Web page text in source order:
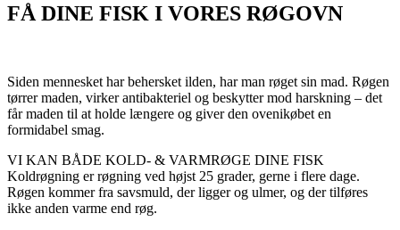
FÅ DINE FISK I VORES RØGOVN
Siden mennesket har behersket ilden, har man røget sin mad. Røgen
tørrer maden, virker antibakteriel og beskytter mod harskning – det
får maden til at holde længere og giver den ovenikøbet en
formidabel smag.
VI KAN BÅDE KOLD- & VARMRØGE DINE FISK
Koldrøgning er røgning ved højst 25 grader, gerne i flere dage.
Røgen kommer fra savsmuld, der ligger og ulmer, og der tilføres
ikke anden varme end røg.